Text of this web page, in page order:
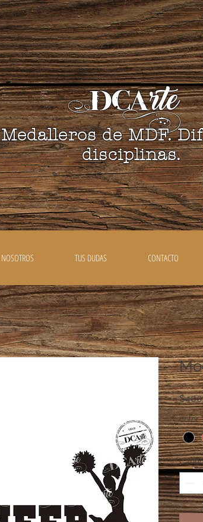
DCArte
Medalleros de MDF.
disciplinas.
NOSOTROS TUS DUDAS CONTACTO
color